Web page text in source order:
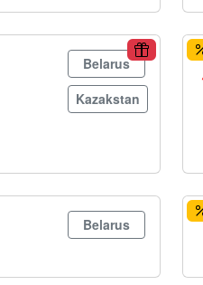
Belarus
Kazakstan
Belarus